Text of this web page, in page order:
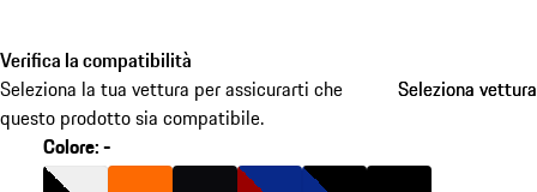
Verifica la compatibilità
Seleziona la tua vettura per assicurarti che
questo prodotto sia compatibile.
Seleziona vettura
Seleziona vettura
Colore:-
Colore
Nero/Bianco
Colore orange
Colore Righe Nere
Colore Rosso/Blu
Colore Blu/Nero
Colore Nero